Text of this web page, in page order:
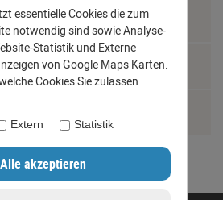
Jobs
Installationshilfen
essentielle Cookies die zum
notwendig sind sowie Analyse-
Statistik und Externe
von Google Maps Karten.
Cookies Sie zulassen
Extern Statistik